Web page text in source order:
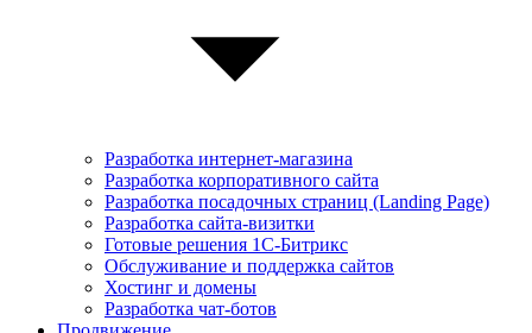
Разработка интернет-магазина
Разработка корпоративного сайта
Разработка посадочных страниц (Landing Page)
Разработка сайта-визитки
Готовые решения 1С-Битрикс
Обслуживание и поддержка сайтов
Хостинг и домены
Разработка чат-ботов